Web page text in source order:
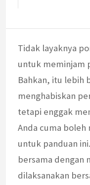
Tidak layaknya
untuk meminjam
Bahkan, itu lebih
menghabiskan
tetapi enggak
Anda cuma boleh
untuk panduan
bersama dengan
dilaksanakan